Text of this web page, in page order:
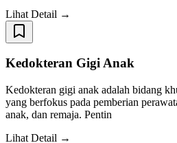
Lihat Detail →
Kedokteran Gigi Anak
Kedokteran gigi anak adalah bidang
yang berfokus pada pemberian
anak, dan remaja. Pentin
Lihat Detail →